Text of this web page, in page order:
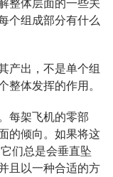
整体层面的一些关
个组成部分有什么
产出，不是单个组
整体发挥的作用。
每架飞机的零部
的倾向。如果将这
们总是会垂直坠
且以一种合适的方